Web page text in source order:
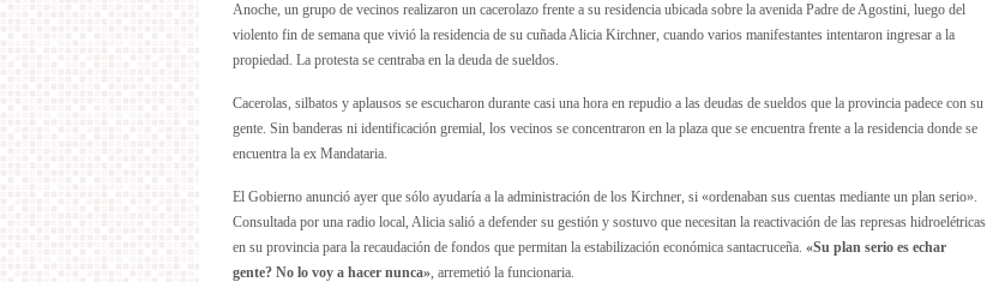
Anoche, un grupo de vecinos realizaron un cacerolazo frente a su residencia ubicada sobre la avenida Padre de Agostini, luego del
violento fin de semana que vivió la residencia de su cuñada Alicia Kirchner, cuando varios manifestantes intentaron ingresar a la
propiedad. La protesta se centraba en la deuda de sueldos.
Cacerolas, silbatos y aplausos se escucharon durante casi una hora en repudio a las deudas de sueldos que la provincia padece con su
gente. Sin banderas ni identificación gremial, los vecinos se concentraron en la plaza que se encuentra frente a la residencia donde se
encuentra la ex Mandataria.
El Gobierno anunció ayer que sólo ayudaría a la administración de los Kirchner, si «ordenaban sus cuentas mediante un plan serio».
Consultada por una radio local, Alicia salió a defender su gestión y sostuvo que necesitan la reactivación de las represas hidroelétricas
en su provincia para la recaudación de fondos que permitan la estabilización económica santacruceña. «Su plan serio es echar
gente? No lo voy a hacer nunca», arremetió la funcionaria.